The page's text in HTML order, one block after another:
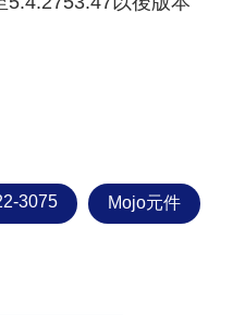
3075 Mojo元件